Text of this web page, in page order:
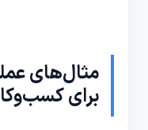
مثال‌های
برای